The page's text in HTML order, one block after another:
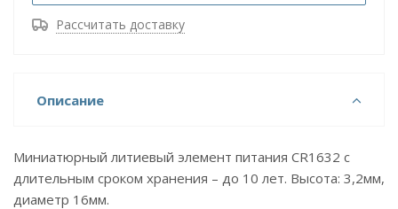
Рассчитать доставку
Описание
Миниатюрный литиевый элемент питания СR1632 с
длительным сроком хранения – до 10 лет. Высота: 3,2мм,
диаметр 16мм.